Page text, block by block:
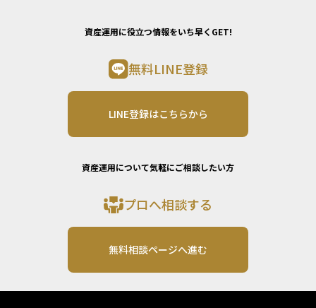
資産運用に役立つ情報をいち早くGET!
無料LINE登録
LINE登録はこちらから
資産運用について気軽にご相談したい方
プロへ相談する
無料相談ページへ進む